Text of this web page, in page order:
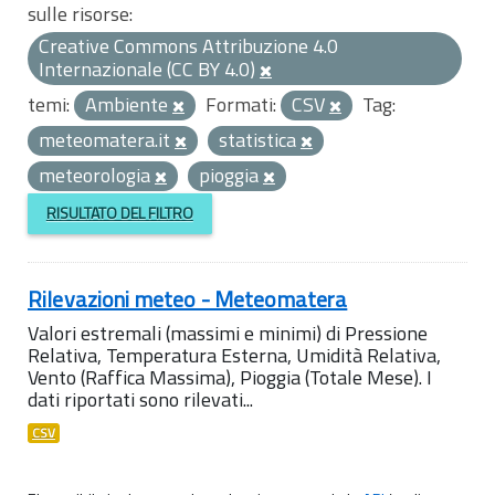
sulle risorse:
Creative Commons Attribuzione 4.0
Internazionale (CC BY 4.0)
temi: Ambiente Formati: CSV
Tag:
meteomatera.it
statistica
meteorologia
pioggia
RISULTATO DEL FILTRO
Rilevazioni meteo - Meteomatera
Valori estremali (massimi e minimi) di Pressione
Relativa, Temperatura Esterna, Umidità Relativa,
Vento (Raffica Massima), Pioggia (Totale Mese). I
dati riportati sono rilevati...
CSV